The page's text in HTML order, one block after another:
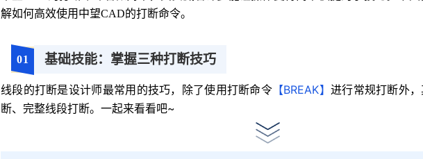
解如何高效使用中望CAD的打断命令。
01 基础技能：掌握三种打断技巧
线段的打断是设计师最常用的技巧，除了使用打断命令 【BREAK】 进行常规打断外
断、完整线段打断。一起来看看吧~